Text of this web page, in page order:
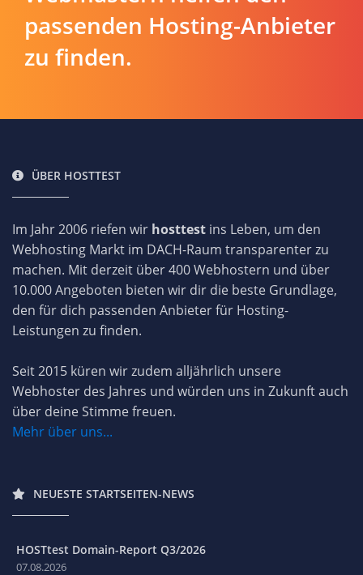
passenden Hosting-Anbieter
zu finden.
ÜBER HOSTTEST
Im Jahr 2006 riefen wir hosttest ins Leben, um den
Webhosting Markt im DACH-Raum transparenter zu
machen. Mit derzeit über 400 Webhostern und über
10.000 Angeboten bieten wir dir die beste Grundlage,
den für dich passenden Anbieter für Hosting-
Leistungen zu finden.
Seit 2015 küren wir zudem alljährlich unsere
Webhoster des Jahres und würden uns in Zukunft auch
über deine Stimme freuen.
Mehr über uns...
NEUESTE STARTSEITEN-NEWS
HOSTtest Domain-Report Q3/2026
07.08.2026